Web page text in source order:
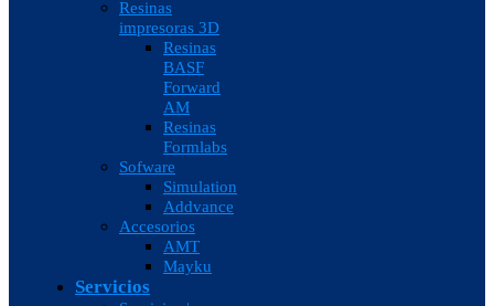
Resinas
impresoras 3D
Resinas
BASF
Forward
AM
Resinas
Formlabs
Sofware
Simulation
Addvance
Accesorios
AMT
Mayku
Servicios